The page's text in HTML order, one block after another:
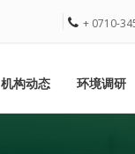
+ 0710-
机构动态 环境调研